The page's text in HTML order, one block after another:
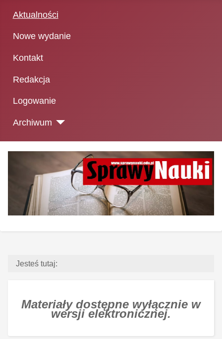
Aktualności
Nowe wydanie
Kontakt
Redakcja
Logowanie
Archiwum
Jesteś tutaj:
Materiały dostępne wyłącznie w
wersji elektronicznej.